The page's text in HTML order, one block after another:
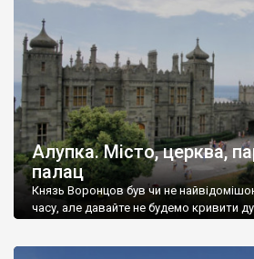
Алупка. Місто, церква,
палац
Князь Воронцов був чи не
часу, але давайте не будемо кривити